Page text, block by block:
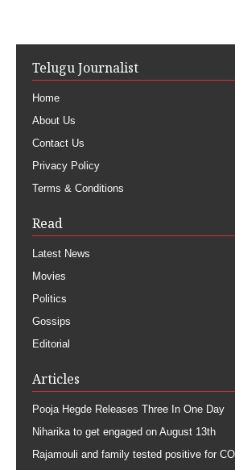
Telugu Journalist
Home
About Us
Contact Us
Privacy Policy
Terms & Conditions
Read
Latest News
Movies
Politics
Gossips
Editorial
Articles
Pooja Hegde Releases Three In One Day
Niharika to get engaged on August 13th
Rajamouli and family tested positive for